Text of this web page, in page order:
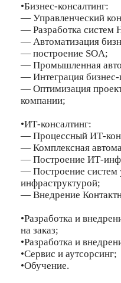
•Бизнес-консалтинг:
— Управленческий
— Разработка систем
— Автоматизация
— построение SOA;
— Промышленная
— Интеграция
— Оптимизация
компании;
•ИТ-консалтинг:
— Процессный ИТ-
— Комплексная
— Построение ИТ-
— Построение систем
инфраструктурой;
— Внедрение
•Разработка и
на заказ;
•Разработка и
•Сервис и аутсорсинг;
•Обучение.